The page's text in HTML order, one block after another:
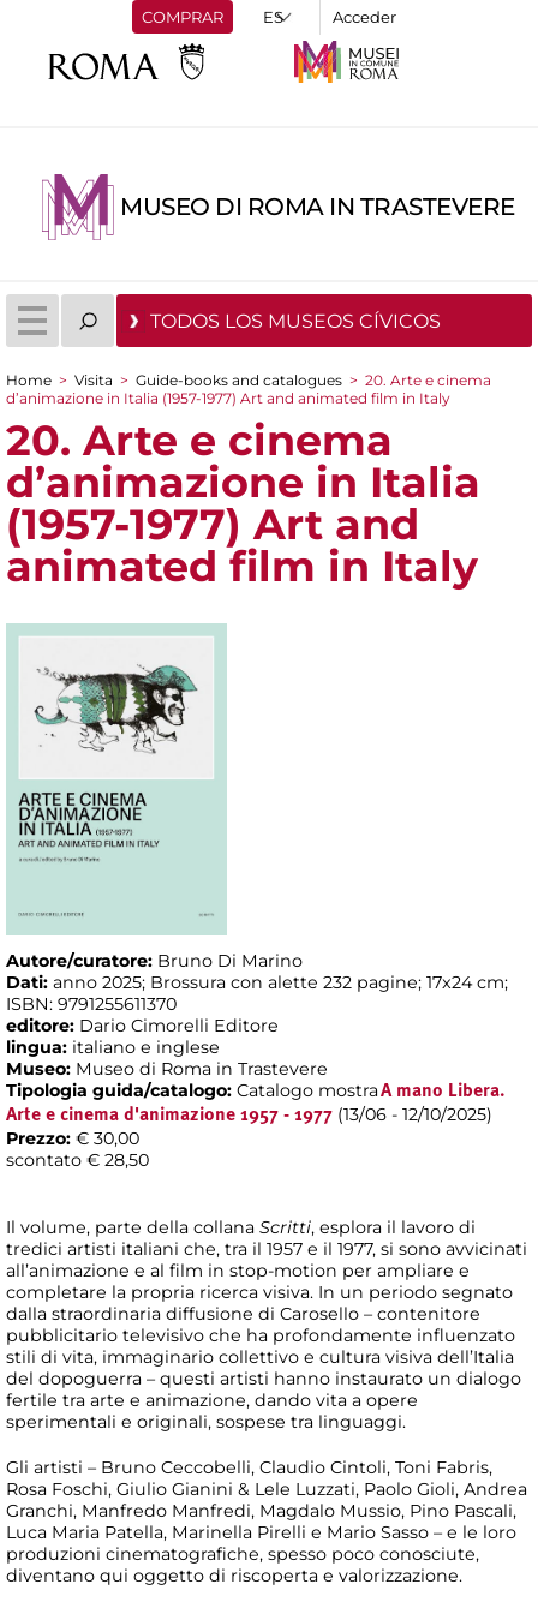
COMPRAR Acceder
MUSEO DI ROMA IN TRASTEVERE
TODOS LOS MUSEOS CÍVICOS
You are here
Home > Visita > Guide-books and catalogues > 20. Arte e cinema
d’animazione in Italia (1957-1977) Art and animated film in Italy
20. Arte e cinema
d’animazione in Italia
(1957-1977) Art and
animated film in Italy
Autore/curatore: Bruno Di Marino
Dati: anno 2025; Brossura con alette 232 pagine; 17x24 cm;
ISBN: 9791255611370
editore: Dario Cimorelli Editore
lingua: italiano e inglese
Museo: Museo di Roma in Trastevere
Tipologia guida/catalogo: Catalogo mostraA mano Libera.
Arte e cinema d'animazione 1957 - 1977 (13/06 - 12/10/2025)
Prezzo: € 30,00
scontato € 28,50
Il volume, parte della collana Scritti, esplora il lavoro di
tredici artisti italiani che, tra il 1957 e il 1977, si sono avvicinati
all’animazione e al film in stop-motion per ampliare e
completare la propria ricerca visiva. In un periodo segnato
dalla straordinaria diffusione di Carosello – contenitore
pubblicitario televisivo che ha profondamente influenzato
stili di vita, immaginario collettivo e cultura visiva dell’Italia
del dopoguerra – questi artisti hanno instaurato un dialogo
fertile tra arte e animazione, dando vita a opere
sperimentali e originali, sospese tra linguaggi.
Gli artisti – Bruno Ceccobelli, Claudio Cintoli, Toni Fabris,
Rosa Foschi, Giulio Gianini & Lele Luzzati, Paolo Gioli, Andrea
Granchi, Manfredo Manfredi, Magdalo Mussio, Pino Pascali,
Luca Maria Patella, Marinella Pirelli e Mario Sasso – e le loro
produzioni cinematografiche, spesso poco conosciute,
diventano qui oggetto di riscoperta e valorizzazione.